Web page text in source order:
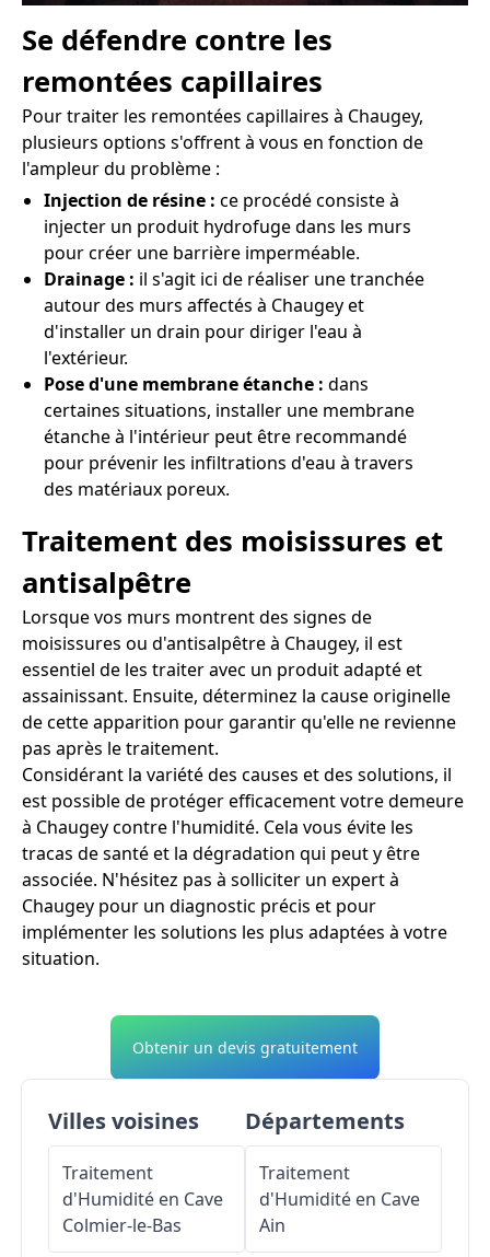
Se défendre contre les
remontées capillaires
Pour traiter les remontées capillaires à Chaugey,
plusieurs options s'offrent à vous en fonction de
l'ampleur du problème :
Injection de résine : ce procédé consiste à
injecter un produit hydrofuge dans les murs
pour créer une barrière imperméable.
Drainage : il s'agit ici de réaliser une tranchée
autour des murs affectés à Chaugey et
d'installer un drain pour diriger l'eau à
l'extérieur.
Pose d'une membrane étanche : dans
certaines situations, installer une membrane
étanche à l'intérieur peut être recommandé
pour prévenir les infiltrations d'eau à travers
des matériaux poreux.
Traitement des moisissures et
antisalpêtre
Lorsque vos murs montrent des signes de
moisissures ou d'antisalpêtre à Chaugey, il est
essentiel de les traiter avec un produit adapté et
assainissant. Ensuite, déterminez la cause originelle
de cette apparition pour garantir qu'elle ne revienne
pas après le traitement.
Considérant la variété des causes et des solutions, il
est possible de protéger efficacement votre demeure
à Chaugey contre l'humidité. Cela vous évite les
tracas de santé et la dégradation qui peut y être
associée. N'hésitez pas à solliciter un expert à
Chaugey pour un diagnostic précis et pour
implémenter les solutions les plus adaptées à votre
situation.
Obtenir un devis gratuitement
Villes voisines
Traitement
d'Humidité en Cave
Colmier-le-Bas
Départements
Traitement
d'Humidité en Cave
Ain